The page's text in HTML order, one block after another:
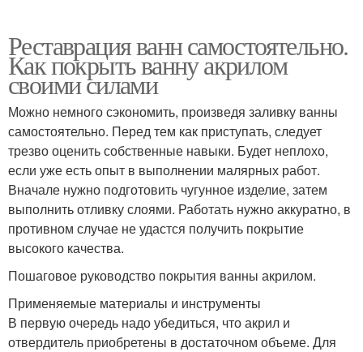
Реставрация ванн самостоятельно.
Как покрыть ванну акрилом
своими силами
Можно немного сэкономить, произведя заливку ванны
самостоятельно. Перед тем как приступать, следует
трезво оценить собственные навыки. Будет неплохо,
если уже есть опыт в выполнении малярных работ.
Вначале нужно подготовить чугунное изделие, затем
выполнить отливку слоями. Работать нужно аккуратно, в
противном случае не удастся получить покрытие
высокого качества.
Пошаговое руководство покрытия ванны акрилом.
Применяемые материалы и инструменты
В первую очередь надо убедиться, что акрил и
отвердитель приобретены в достаточном объеме. Для